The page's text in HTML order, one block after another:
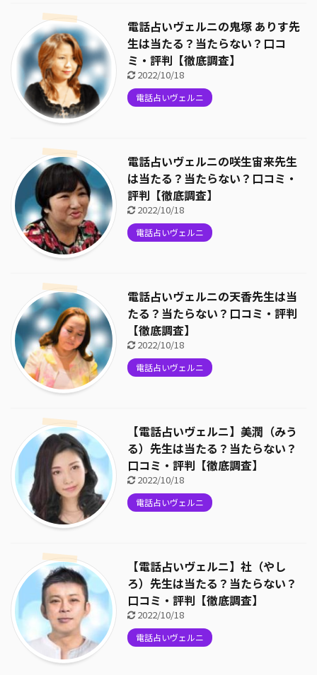
電話占いヴェルニの鬼塚 ありす先
生は当たる？当たらない？口コ
ミ・評判【徹底調査】
2022/10/18
電話占いヴェルニ
電話占いヴェルニの咲生宙来先生
は当たる？当たらない？口コミ・
評判【徹底調査】
2022/10/18
電話占いヴェルニ
電話占いヴェルニの天香先生は当
たる？当たらない？口コミ・評判
【徹底調査】
2022/10/18
電話占いヴェルニ
【電話占いヴェルニ】美潤（みう
る）先生は当たる？当たらない？
口コミ・評判【徹底調査】
2022/10/18
電話占いヴェルニ
【電話占いヴェルニ】社（やし
ろ）先生は当たる？当たらない？
口コミ・評判【徹底調査】
2022/10/18
電話占いヴェルニ